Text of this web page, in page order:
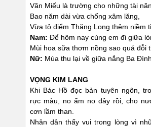
Văn Miếu là trường cho những tài
Bao năm dài vừa chống xâm lăng,
Vừa tô điểm Thăng Long thêm niềm
Nam: Để hôm nay cùng em đi giữa
Mùi hoa sữa thơm nồng sao quá đỗi
Nữ: Mùa thu lại về giữa nắng Ba
VỌNG KIM LANG
Khi Bác Hồ đọc bản tuyên ngôn,
rực màu, no ấm no đây rồi, cho
cơn lầm than.
Nhân dân thấy vui trong lòng vì